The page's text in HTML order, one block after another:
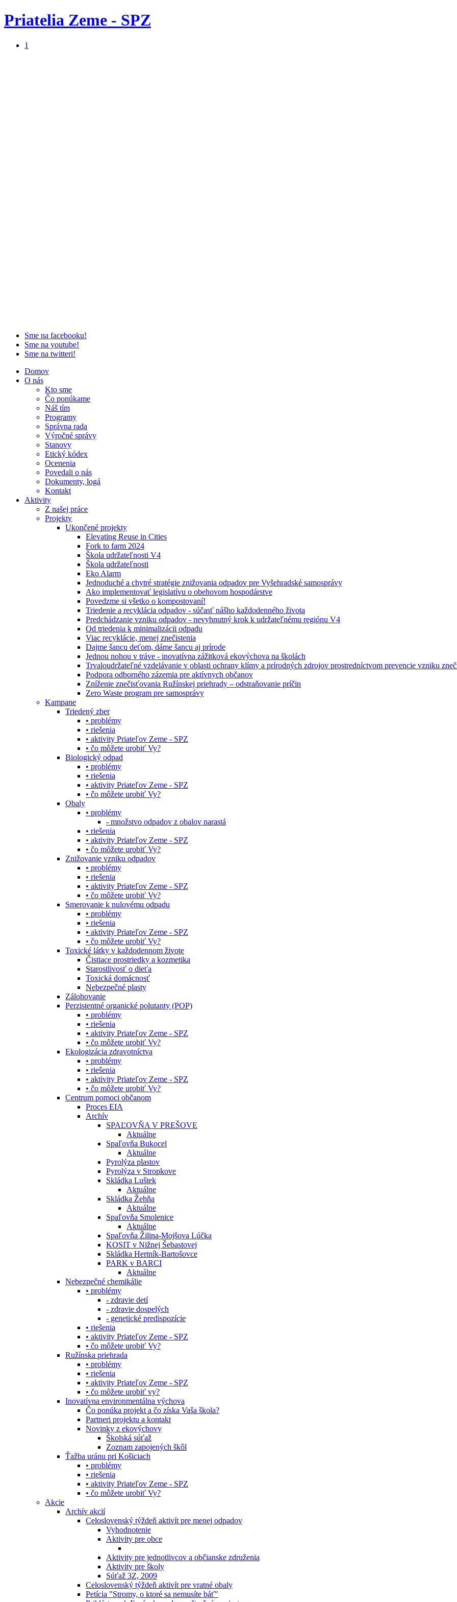
Priatelia Zeme - SPZ
1
Sme na facebooku!
Sme na youtube!
Sme na twitteri!
Domov
O nás
Kto sme
Čo ponúkame
Náš tím
Programy
Správna rada
Výročné správy
Stanovy
Etický kódex
Ocenenia
Povedali o nás
Dokumenty, logá
Kontakt
Aktivity
Z našej práce
Projekty
Ukončené projekty
Elevating Reuse in Cities
Fork to farm 2024
Škola udržateľnosti V4
Škola udržateľnosti
Eko Alarm
Jednoduché a chytré stratégie znižovania odpadov pre Vyšehradské samosprávy
Ako implementovať legislatívu o obehovom hospodárstve
Povedzme si všetko o kompostovaní!
Triedenie a recyklácia odpadov - súčasť nášho každodenného života
Predchádzanie vzniku odpadov - nevyhnutný krok k udržateľnému regiónu V4
Od triedenia k minimalizácii odpadu
Viac recyklácie, menej znečistenia
Dajme šancu deťom, dáme šancu aj prírode
Jednou nohou v tráve - inovatívna zážitková ekovýchova na školách
Trvaloudržateľné vzdelávanie v oblasti ochrany klímy a prírodných zdrojov prostredníctvom prevencie vzniku
Podpora odborného zázemia pre aktívnych občanov
Zníženie znečisťovania Ružínskej priehrady – odstraňovanie príčin
Zero Waste program pre samosprávy
Kampane
Triedený zber
• problémy
• riešenia
• aktivity Priateľov Zeme - SPZ
• čo môžete urobiť Vy?
Biologický odpad
• problémy
• riešenia
• aktivity Priateľov Zeme - SPZ
• čo môžete urobiť Vy?
Obaly
• problémy
- množstvo odpadov z obalov narastá
• riešenia
• aktivity Priateľov Zeme - SPZ
• čo môžete urobiť Vy?
Znižovanie vzniku odpadov
• problémy
• riešenia
• aktivity Priateľov Zeme - SPZ
• čo môžete urobiť Vy?
Smerovanie k nulovému odpadu
• problémy
• riešenia
• aktivity Priateľov Zeme - SPZ
• čo môžete urobiť Vy?
Toxické látky v každodennom živote
Čistiace prostriedky a kozmetika
Starostlivosť o dieťa
Toxická domácnosť
Nebezpečné plasty
Zálohovanie
Perzistentné organické polutanty (POP)
• problémy
• riešenia
• aktivity Priateľov Zeme - SPZ
• čo môžete urobiť Vy?
Ekologizácia zdravotníctva
• problémy
• riešenia
• aktivity Priateľov Zeme - SPZ
• čo môžete urobiť Vy?
Centrum pomoci občanom
Proces EIA
Archív
SPAĽOVŇA V PREŠOVE
Aktuálne
Spaľovňa Bukocel
Aktuálne
Pyrolýza plastov
Pyrolýza v Stropkove
Skládka Luštek
Aktuálne
Skládka Žehňa
Aktuálne
Spaľovňa Smolenice
Aktuálne
Spaľovňa Žilina-Mojšova Lúčka
KOSIT v Nižnej Šebastovej
Skládka Hertník-Bartošovce
PARK v BARCI
Aktuálne
Nebezpečné chemikálie
• problémy
- zdravie detí
- zdravie dospelých
- genetické predispozície
• riešenia
• aktivity Priateľov Zeme - SPZ
• čo môžete urobiť Vy?
Ružínska priehrada
• problémy
• riešenia
• aktivity Priateľov Zeme - SPZ
• čo môžete urobiť vy?
Inovatívna environmentálna výchova
Čo ponúka projekt a čo získa Vaša škola?
Partneri projektu a kontakt
Novinky z ekovýchovy
Školská súťaž
Zoznam zapojených škôl
Ťažba uránu pri Košiciach
• problémy
• riešenia
• aktivity Priateľov Zeme - SPZ
• čo môžete urobiť Vy?
Akcie
Archív akcií
Celoslovenský týždeň aktivít pre menej odpadov
Vyhodnotenie
Aktivity pre obce
Aktivity pre jednotlivcov a občianske združenia
Aktivity pre školy
Súťaž 3Z, 2009
Celoslovenský týždeň aktivít pre vratné obaly
Petícia "Stromy, o ktoré sa nemusíte báť"